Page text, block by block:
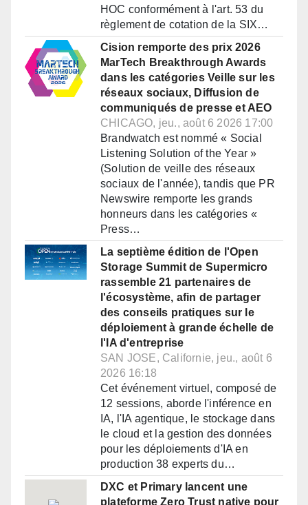
HOC conformément à l'art. 53 du
règlement de cotation de la SIX…
Cision remporte des prix 2026
MarTech Breakthrough Awards
dans les catégories Veille sur les
réseaux sociaux, Diffusion de
communiqués de presse et AEO
CHICAGO, jeu., août 6 2026 17:00
Brandwatch est nommé « Social
Listening Solution of the Year »
(Solution de veille des réseaux
sociaux de l'année), tandis que PR
Newswire remporte les grands
honneurs dans les catégories «
Press…
La septième édition de l'Open
Storage Summit de Supermicro
rassemble 21 partenaires de
l'écosystème, afin de partager
des conseils pratiques sur le
déploiement à grande échelle de
l'IA d'entreprise
SAN JOSE, Californie, jeu., août 6
2026 16:18
Cet événement virtuel, composé de
12 sessions, aborde l'inférence en
IA, l'IA agentique, le stockage dans
le cloud et la gestion des données
pour les déploiements d'IA en
production 38 experts du…
DXC et Primary lancent une
plateforme Zero Trust native pour